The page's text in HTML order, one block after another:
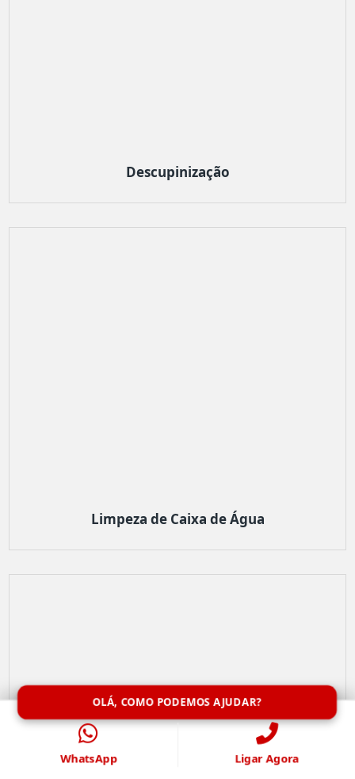
Descupinização
Limpeza de Caixa de Água
OLÁ, COMO PODEMOS AJUDAR?
WhatsApp Ligar Agora